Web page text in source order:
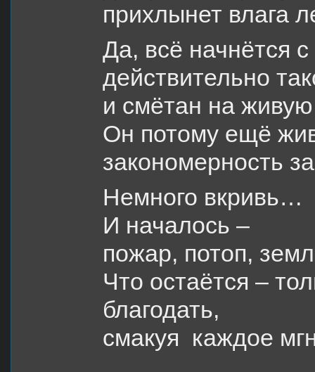
прихлынет влага
Да, всё начнётся
действительно
и смётан на живую
Он потому ещё
закономерность
Немного
И началось –
пожар, потоп,
Что остаётся –
благодать,
смакуя каждое